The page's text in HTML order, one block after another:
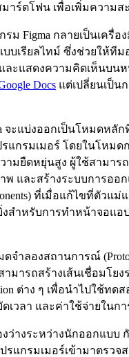
ร์ตโฟน เพื่อเพิ่มความส
Figma กลายเป็นเครื่
บเรียลไทม์ ซึ่งช่วยให้ที
ละแสดงความคิดเห็นบน
Docs แต่เปลี่ยนเป็น
ะแบ่งออกเป็นโหมดหลั
กรมเมอร์ โดยในโหมดก
มยืดหยุ่นสูง ผู้ใช้สามารถ
พ และสร้างระบบการออก
ที่เมื่อแก้ไขที่ตัวแ
งสำหรับการทำหน้าจอแ
จำลองสถานการณ์
มารถสร้างเส้นเชื่อมโย
ต่าง ๆ เพื่อนำไปใช้ทดส
เวลา และค่าใช้จ่ายใน
งว่างระหว่างนักออกแบ
รแกรมเมอร์เข้ามาตรว